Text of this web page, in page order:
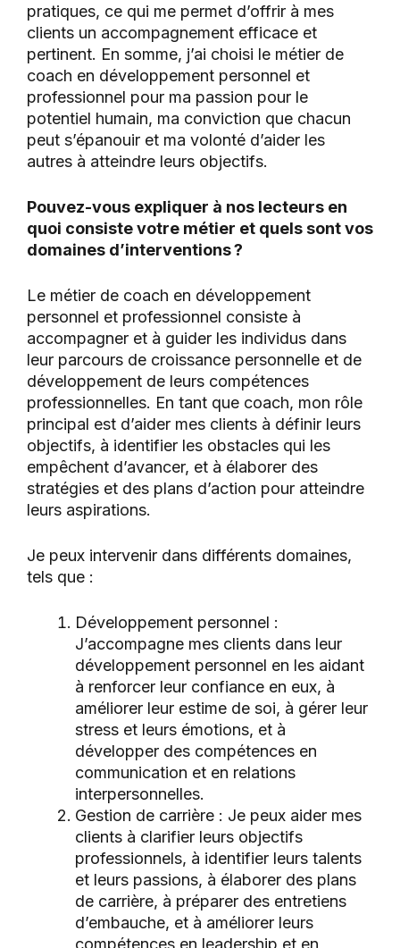
pratiques, ce qui me permet d’offrir à mes
clients un accompagnement efficace et
pertinent. En somme, j’ai choisi le métier de
coach en développement personnel et
professionnel pour ma passion pour le
potentiel humain, ma conviction que chacun
peut s’épanouir et ma volonté d’aider les
autres à atteindre leurs objectifs.
Pouvez-vous expliquer à nos lecteurs en
quoi consiste votre métier et quels sont vos
domaines d’interventions ?
Le métier de coach en développement
personnel et professionnel consiste à
accompagner et à guider les individus dans
leur parcours de croissance personnelle et de
développement de leurs compétences
professionnelles. En tant que coach, mon rôle
principal est d’aider mes clients à définir leurs
objectifs, à identifier les obstacles qui les
empêchent d’avancer, et à élaborer des
stratégies et des plans d’action pour atteindre
leurs aspirations.
Je peux intervenir dans différents domaines,
tels que :
Développement personnel :
J’accompagne mes clients dans leur
développement personnel en les aidant
à renforcer leur confiance en eux, à
améliorer leur estime de soi, à gérer leur
stress et leurs émotions, et à
développer des compétences en
communication et en relations
interpersonnelles.
Gestion de carrière : Je peux aider mes
clients à clarifier leurs objectifs
professionnels, à identifier leurs talents
et leurs passions, à élaborer des plans
de carrière, à préparer des entretiens
d’embauche, et à améliorer leurs
compétences en leadership et en